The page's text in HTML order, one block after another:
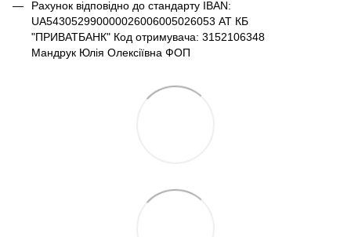
Рахунок відповідно до стандарту IBAN:
UA543052990000026006005026053 АТ КБ
"ПРИВАТБАНК" Код отримувача: 3152106348
Мандрук Юлія Олексіївна ФОП